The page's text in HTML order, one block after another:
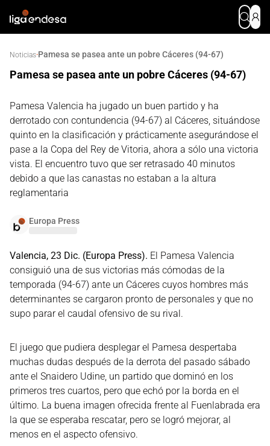
Noticias·Pamesa se pasea ante un pobre Cáceres (94-67)
Pamesa se pasea ante un pobre Cáceres (94-67)
Pamesa Valencia ha jugado un buen partido y ha
derrotado con contundencia (94-67) al Cáceres, situándose
quinto en la clasificación y prácticamente asegurándose el
pase a la Copa del Rey de Vitoria, ahora a sólo una victoria
vista. El encuentro tuvo que ser retrasado 40 minutos
debido a que las canastas no estaban a la altura
reglamentaria
Europa Press
Valencia, 23 Dic. (Europa Press). El Pamesa Valencia
consiguió una de sus victorias más cómodas de la
temporada (94-67) ante un Cáceres cuyos hombres más
determinantes se cargaron pronto de personales y que no
supo parar el caudal ofensivo de su rival.
El juego que pudiera desplegar el Pamesa despertaba
muchas dudas después de la derrota del pasado sábado
ante el Snaidero Udine, un partido que dominó en los
primeros tres cuartos, pero que echó por la borda en el
último. La buena imagen ofrecida frente al Fuenlabrada era
la que se esperaba rescatar, pero se logró mejorar, al
menos en el aspecto ofensivo.